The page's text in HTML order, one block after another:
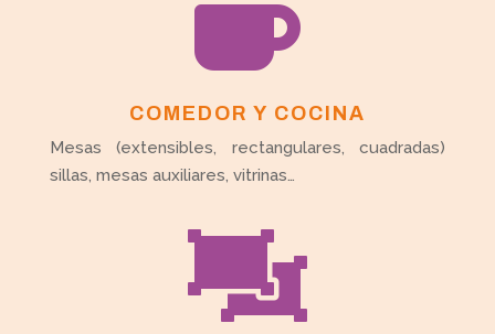
COMEDOR Y COCINA
Mesas (extensibles, rectangulares, cuadradas)
sillas, mesas auxiliares, vitrinas…
